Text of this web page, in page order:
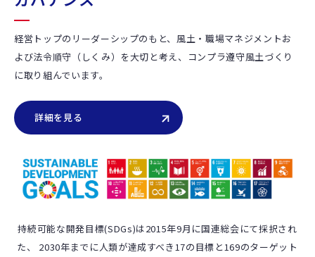
経営トップのリーダーシップのもと、風土・職場マネジメントお
よび法令順守（しくみ）を大切と考え、コンプラ遵守風土づくり
に取り組んでいます。
詳細を見る
持続可能な開発目標(SDGs)は2015年9月に国連総会にて採択され
た、 2030年までに人類が達成すべき17の目標と169のターゲット